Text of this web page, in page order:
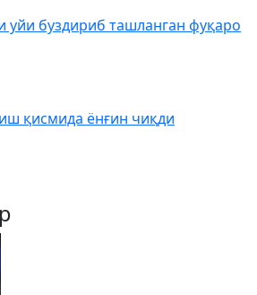
уйи буздириб ташланган фуқаро
қисмида ёнғин чиқди